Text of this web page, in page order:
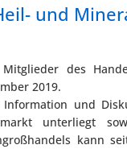
und
des
2019.
und
unterliegt
kann